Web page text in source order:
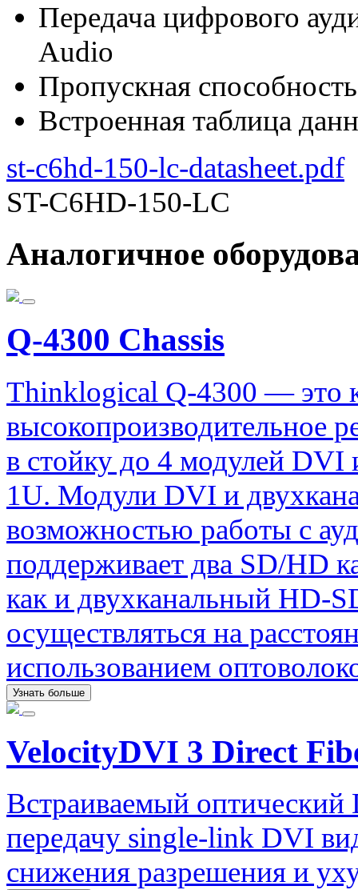
Передача цифрового
Audio
Пропускная
Встроенная таблица
st-c6hd-150-lc-datasheet.pdf
ST-C6HD-150-LC
Аналогичное
Q-4300 Chassis
Thinklogical Q-4300 — это
высокопроизводительное
в стойку до 4 модулей
1U. Модули DVI и
возможностью работы с
поддерживает два SD/HD
как и двухканальный HD-
осуществляться на
использованием
Узнать больше
VelocityDVI 3 Direct
Встраиваемый оптический
передачу single-link DVI
снижения разрешения и